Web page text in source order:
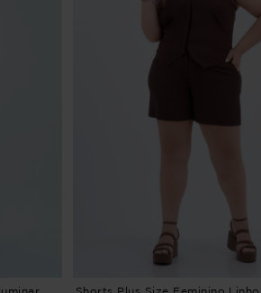
Shorts Plus Size Feminino